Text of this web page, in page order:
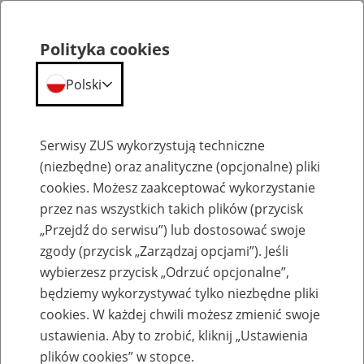
Komunikaty
Ograniczenia w dostępie do Węzła
Krajowego 3 lipca 2025 r.
Polityka cookies
Polski
Serwisy ZUS wykorzystują techniczne
(niezbędne) oraz analityczne (opcjonalne) pliki
cookies. Możesz zaakceptować wykorzystanie
przez nas wszystkich takich plików (przycisk
„Przejdź do serwisu”) lub dostosować swoje
zgody (przycisk „Zarządzaj opcjami”). Jeśli
wybierzesz przycisk „Odrzuć opcjonalne”,
będziemy wykorzystywać tylko niezbędne pliki
cookies. W każdej chwili możesz zmienić swoje
ustawienia. Aby to zrobić, kliknij „Ustawienia
plików cookies” w stopce.